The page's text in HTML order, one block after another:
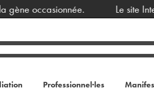
occasionnée. Le site
Professionnel·les